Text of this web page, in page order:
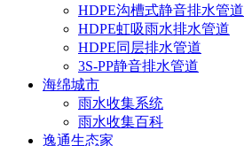
HDPE沟槽式静音排水管道
HDPE虹吸雨水排水管道
HDPE同层排水管道
3S-PP静音排水管道
海绵城市
雨水收集系统
雨水收集百科
逸通生态家